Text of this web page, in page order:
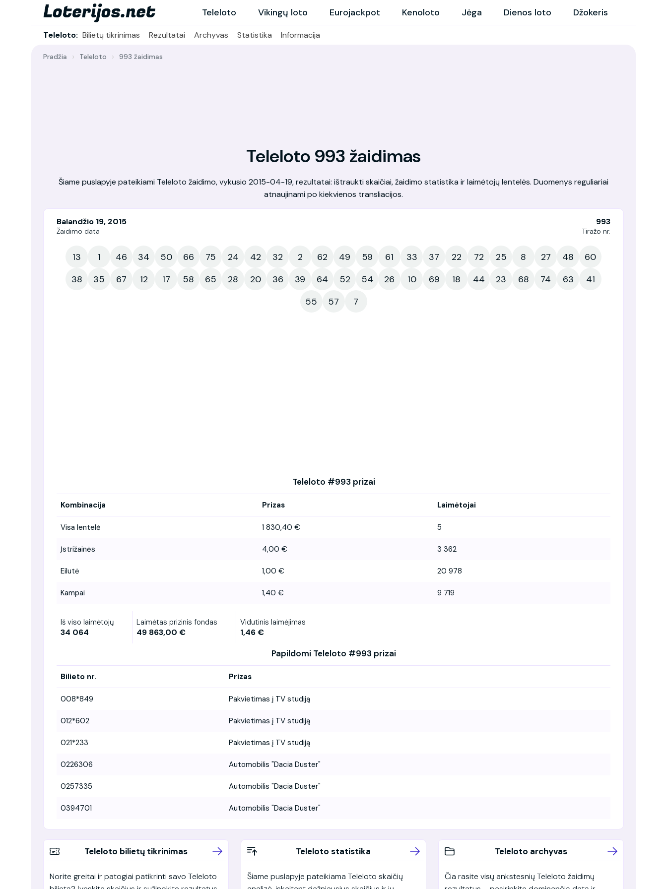
Teleloto Vikingų loto Eurojackpot Kenoloto Jėga Dienos loto Džokeris
Teleloto: Bilietų tikrinimas Rezultatai Archyvas Statistika Informacija
Pradžia Teleloto 993 žaidimas
Teleloto 993 žaidimas
Šiame puslapyje pateikiami Teleloto žaidimo, vykusio 2015-04-19, rezultatai: ištraukti skaičiai, žaidimo statistika ir laimėtojų lentelės. Duomenys reguliariai
atnaujinami po kiekvienos transliacijos.
Balandžio 19, 2015
Žaidimo data
993
Tiražo nr.
13 1 46 34 50 66 75 24 42 32 2 62 49 59 61 33 37 22 72 25 8 27 48
60
38
35 67 12 17 58 65 28 20 36 39 64 52 54 26 10 69 18 44 23 68 74 63
41
55
57 7
Teleloto #993 prizai
Kombinacija Prizas Laimėtojai
Visa lentelė 1 830,40 € 5
Įstrižainės 4,00 € 3 362
Eilutė 1,00 € 20 978
Kampai 1,40 € 9 719
Iš viso laimėtojų
34 064
Laimėtas prizinis fondas
49 863,00 €
Vidutinis laimėjimas
1,46 €
Papildomi Teleloto #993 prizai
Bilieto nr. Prizas
008*849 Pakvietimas į TV studiją
012*602 Pakvietimas į TV studiją
021*233 Pakvietimas į TV studiją
0226306 Automobilis "Dacia Duster"
0257335 Automobilis "Dacia Duster"
0394701 Automobilis "Dacia Duster"
Teleloto bilietų tikrinimas
Norite greitai ir patogiai patikrinti savo Teleloto
Teleloto statistika
Šiame puslapyje pateikiama Teleloto skaičių
Teleloto archyvas
Čia rasite visų ankstesnių Teleloto žaidimų